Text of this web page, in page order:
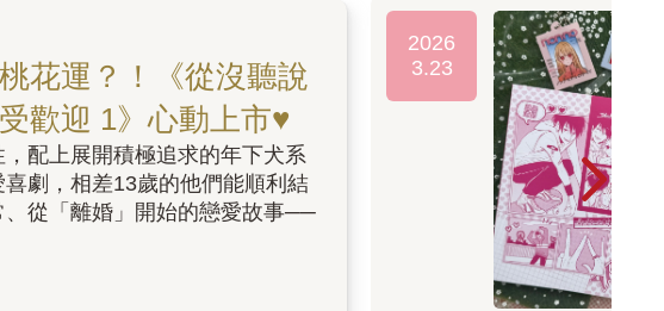
花運？！《從沒聽說
歡迎 1》心動上市♥
配上展開積極追求的年下犬系
劇，相差13歲的他們能順利結
、從「離婚」開始的戀愛故事──
2026
3.23